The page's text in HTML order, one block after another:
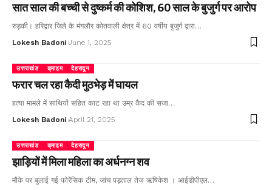
सात साल की बच्ची से दुष्कर्म की कोशिश, 60 साल के बुजुर्ग पर आरोप
रुड़की। हरिद्वार जिले के मंगलौर कोतवाली क्षेत्र में 60 वर्षीय बुजुर्ग द्वारा…
Lokesh Badoni June 1, 2025
उत्तराखंड क्राइम देहरादून
फरार चल रहा कैदी मुठभेड़ में घायल
हत्या मामले में साथियों सहित काट रहा था उम्र कैद की सजा…
Lokesh Badoni April 21, 2025
उत्तराखंड क्राइम देहरादून
झाड़ियों में मिला महिला का अर्धनग्न शव
मौके पर बुलाई गई फोरेंसिक टीम, जांच पड़ताल तेज ऋषिकेश । आईडीपीएल…